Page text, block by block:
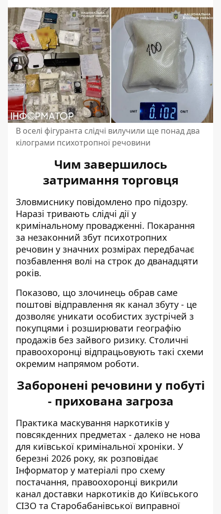
В оселі фігуранта слідчі вилучили ще понад два
кілограми психотропної речовини
Чим завершилось
затримання торговця
Зловмиснику повідомлено про підозру.
Наразі тривають слідчі дії у
кримінальному провадженні. Покарання
за незаконний збут психотропних
речовин у значних розмірах передбачає
позбавлення волі на строк до дванадцяти
років.
Показово, що злочинець обрав саме
поштові відправлення як канал збуту - це
дозволяє уникати особистих зустрічей з
покупцями і розширювати географію
продажів без зайвого ризику. Столичні
правоохоронці відпрацьовують такі схеми
окремим напрямом роботи.
Заборонені речовини у побуті
- прихована загроза
Практика маскування наркотиків у
повсякденних предметах - далеко не нова
для київської кримінальної хроніки. У
березні 2026 року, як розповідає
Інформатор у матеріалі про схему
постачання, правоохоронці викрили
канал доставки наркотиків до Київського
СІЗО та Старобабанівської виправної